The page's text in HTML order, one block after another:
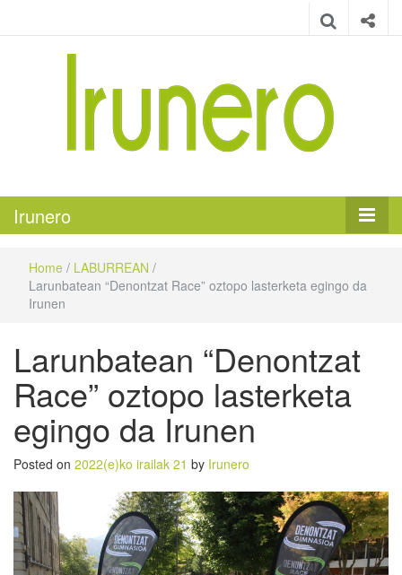
Irunero
Home / LABURREAN /
Larunbatean “Denontzat Race” oztopo lasterketa egingo da
Irunen
Larunbatean “Denontzat
Race” oztopo lasterketa
egingo da Irunen
Posted on 2022(e)ko irailak 21 by Irunero